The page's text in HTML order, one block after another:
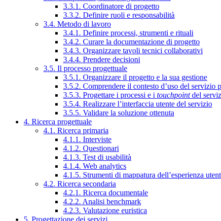
3.3.1. Coordinatore di progetto
3.3.2. Definire ruoli e responsabilità
3.4. Metodo di lavoro
3.4.1. Definire processi, strumenti e rituali
3.4.2. Curare la documentazione di progetto
3.4.3. Organizzare tavoli tecnici collaborativi
3.4.4. Prendere decisioni
3.5. Il processo progettuale
3.5.1. Organizzare il progetto e la sua gestione
3.5.2. Comprendere il contesto d’uso del servizio
3.5.3. Progettare i processi e i touchpointdel
3.5.4. Realizzare l’interfaccia utente del servizio
3.5.5. Validare la soluzione ottenuta
4. Ricerca progettuale
4.1. Ricerca primaria
4.1.1. Interviste
4.1.2. Questionari
4.1.3. Test di usabilità
4.1.4. Web analytics
4.1.5. Strumenti di mappatura dell’esperienza
4.2. Ricerca secondaria
4.2.1. Ricerca documentale
4.2.2. Analisi benchmark
4.2.3. Valutazione euristica
5. Progettazione dei servizi